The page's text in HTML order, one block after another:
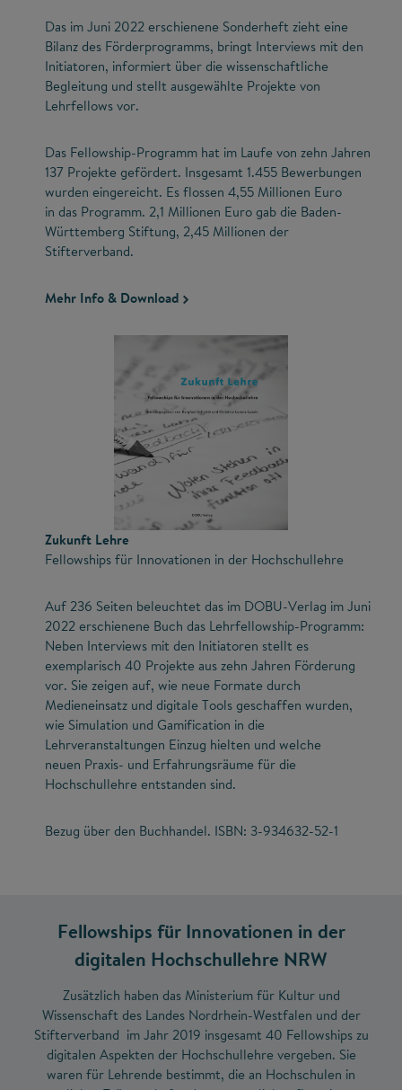
Das im Juni 2022 erschienene Sonderheft zieht eine
Bilanz des Förderprogramms, bringt Interviews mit den
Initiatoren, informiert über die wissenschaftliche
Begleitung und stellt ausgewählte Projekte von
Lehrfellows vor.
Das Fellowship-Programm hat im Laufe von zehn Jahren
137 Projekte gefördert. Insgesamt 1.455 Bewerbungen
wurden eingereicht. Es flossen 4,55 Millionen Euro
in das Programm. 2,1 Millionen Euro gab die Baden-
Württemberg Stiftung, 2,45 Millionen der
Stifterverband.
Mehr Info & Download
Zukunft Lehre
Fellowships für Innovationen in der Hochschullehre
Auf 236 Seiten beleuchtet das im DOBU-Verlag im Juni
2022 erschienene Buch das Lehrfellowship-Programm:
Neben Interviews mit den Initiatoren stellt es
exemplarisch 40 Projekte aus zehn Jahren Förderung
vor. Sie zeigen auf, wie neue Formate durch
Medieneinsatz und digitale Tools geschaffen wurden,
wie Simulation und Gamification in die
Lehrveranstaltungen Einzug hielten und welche
neuen Praxis- und Erfahrungsräume für die
Hochschullehre entstanden sind.
Bezug über den Buchhandel. ISBN: 3-934632-52-1
Fellowships für Innovationen in der
digitalen Hochschullehre NRW
Zusätzlich haben das Ministerium für Kultur und
Wissenschaft des Landes Nordrhein-Westfalen und der
Stifterverband im Jahr 2019 insgesamt 40 Fellowships zu
digitalen Aspekten der Hochschullehre vergeben. Sie
waren für Lehrende bestimmt, die an Hochschulen in